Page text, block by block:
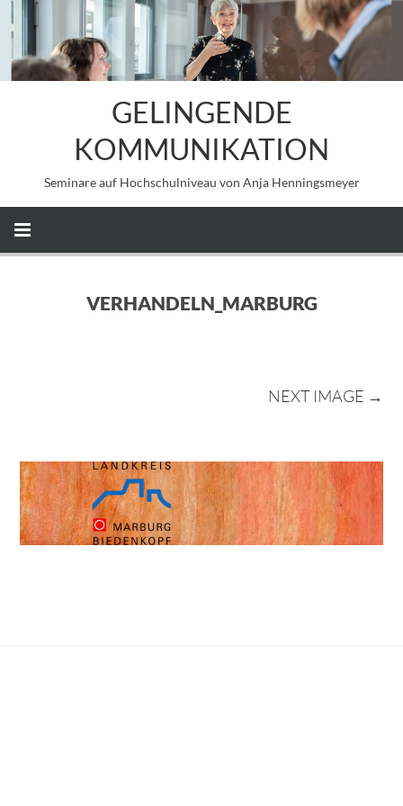
GELINGENDE
KOMMUNIKATION
Seminare auf Hochschulniveau von Anja Henningsmeyer
VERHANDELN_MARBURG
NEXT IMAGE →